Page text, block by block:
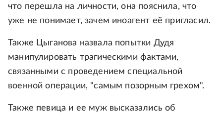
что перешла на личности, она пояснила, что
уже не понимает, зачем иноагент её пригласил.
Также Цыганова назвала попытки Дудя
манипулировать трагическими фактами,
связанными с проведением специальной
военной операции, "самым позорным грехом".
Также певица и ее муж высказались об